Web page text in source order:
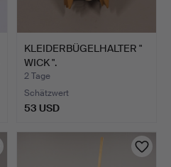
KLEIDERBÜGELHALTER "
WICK ".
2 Tage
Schätzwert
53 USD